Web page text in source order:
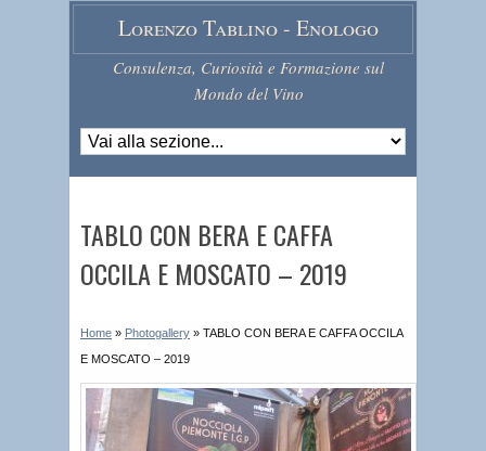
Lorenzo Tablino - Enologo
Consulenza, Curiosità e Formazione sul
Mondo del Vino
TABLO CON BERA E CAFFA
OCCILA E MOSCATO – 2019
Home » Photogallery » TABLO CON BERA E CAFFA OCCILA
E MOSCATO – 2019